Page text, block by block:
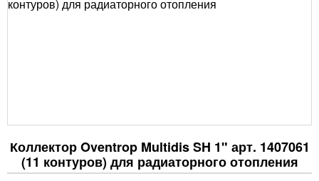
Коллектор Oventrop Multidis SH 1" арт. 1407061
(11 контуров) для радиаторного отопления